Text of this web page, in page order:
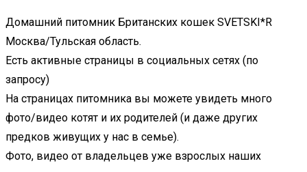
Домашний питомник Британских кошек SVETSKI*R
Москва/Тульская область.
Есть активные страницы в социальных сетях (по
запросу)
На страницах питомника вы можете увидеть много
фото/видео котят и их родителей (и даже других
предков живущих у нас в семье).
Фото, видео от владельцев уже взрослых наших